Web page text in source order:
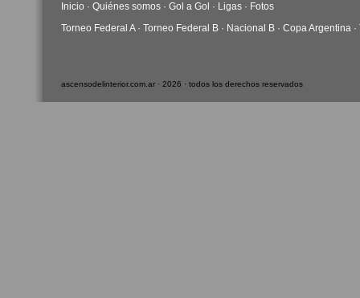
Inicio · Quiénes somos · Gol a Gol · Ligas · Fotos
Torneo Federal A· Torneo Federal B · Nacional B · Copa Argentina ·
ascensodelinterior.com.ar · 2026 · todos los derechos reservados